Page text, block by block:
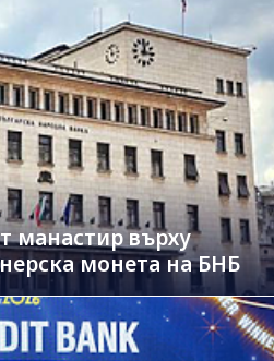
манастир върху
монета на БНБ